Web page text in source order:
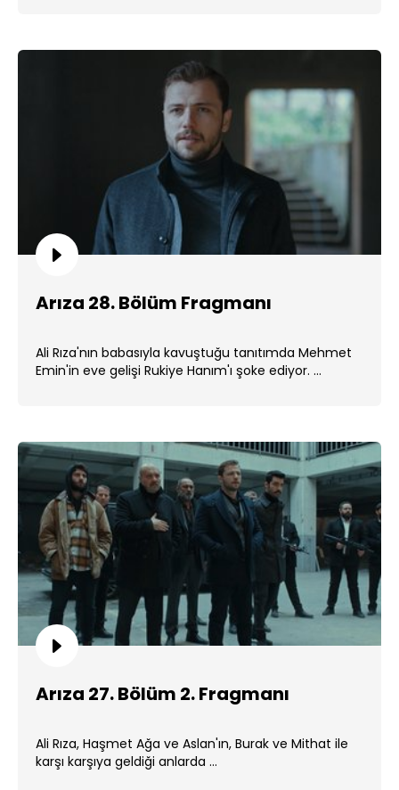
Arıza 28. Bölüm Fragmanı
Ali Rıza'nın babasıyla kavuştuğu tanıtımda Mehmet
Emin'in eve gelişi Rukiye Hanım'ı şoke ediyor. ...
Arıza 27. Bölüm 2. Fragmanı
Ali Rıza, Haşmet Ağa ve Aslan'ın, Burak ve Mithat ile
karşı karşıya geldiği anlarda ...